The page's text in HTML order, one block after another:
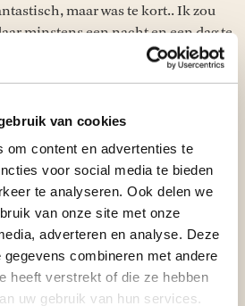
van cookies
om content en advertenties te
voor social media te bieden
te analyseren. Ook delen we
van onze site met onze
adverteren en analyse. Deze
combineren met andere
heeft verstrekt of die ze hebben
uw gebruik van hun services.
maar was te kort.. Ik zou
minstens een nacht en een dag te
door de logistiek pas laat in de
Bij opendoen van de voordeur
deur. Roomservice?
iets speciaals van gemaakt. We
als volwassenen alles gefietst, de
van de Jeepney genoten. Naast
ook een trip met ASIAKAYAK
te kijken. Een uur rijden vanaf
uur kayakken en daarna diner. Lijkt